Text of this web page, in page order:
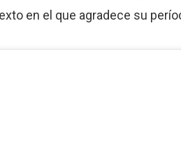
en el que agradece su